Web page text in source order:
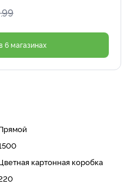
6 магазинах
картонная коробка